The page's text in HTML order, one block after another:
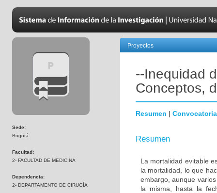
Sede:
Bogotá
Facultad:
2- FACULTAD DE MEDICINA
Dependencia:
2- DEPARTAMENTO DE CIRUGÍA
Proyectos
--Inequidad
Conceptos,
Resumen | Convocatoria
Resumen
La mortalidad evitable
la mortalidad, lo que
embargo, aunque
la misma, hasta la